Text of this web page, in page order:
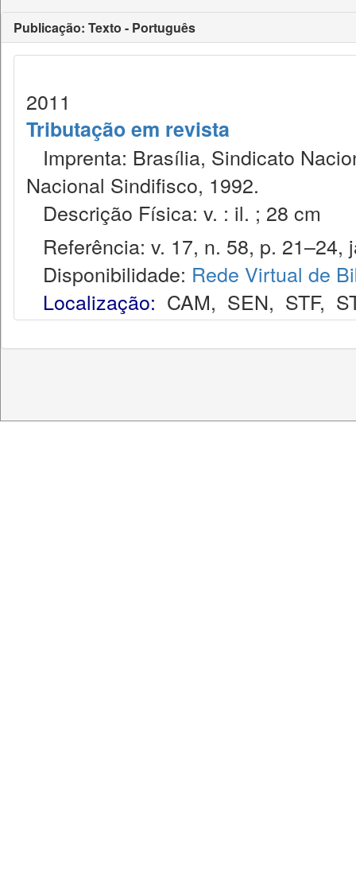
Publicação: Texto - Português
2011
Tributação em revista
Imprenta: Brasília, Sindicato
Nacional Sindifisco, 1992.
Descrição Física: v. : il. ; 28 cm
Referência: v. 17, n. 58, p. 21–24,
Disponibilidade: Rede Virtual de
Localização: CAM, SEN, STF,